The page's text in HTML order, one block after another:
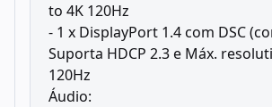
to 4K 120Hz
- 1 x DisplayPort 1.4 com DSC
Suporta HDCP 2.3 e Máx.
120Hz
Áudio: